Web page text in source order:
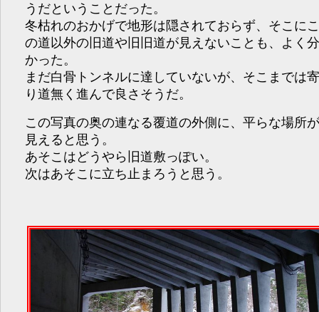
うだということだった。
冬枯れのおかげで地形は隠されておらず、そこに
の道以外の旧道や旧旧道が見えないことも、よく
かった。
まだ白骨トンネルに達していないが、そこまでは
り道無く進んで良さそうだ。
この写真の奥の連なる覆道の外側に、平らな場所
見えると思う。
あそこはどうやら旧道敷っぽい。
次はあそこに立ち止まろうと思う。